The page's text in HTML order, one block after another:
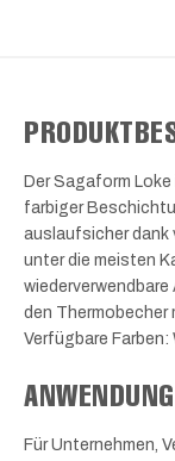
Der Sagaform
farbiger
auslaufsicher dank
unter die meisten
den Thermobecher
Verfügbare Farben:
Für Unternehmen,